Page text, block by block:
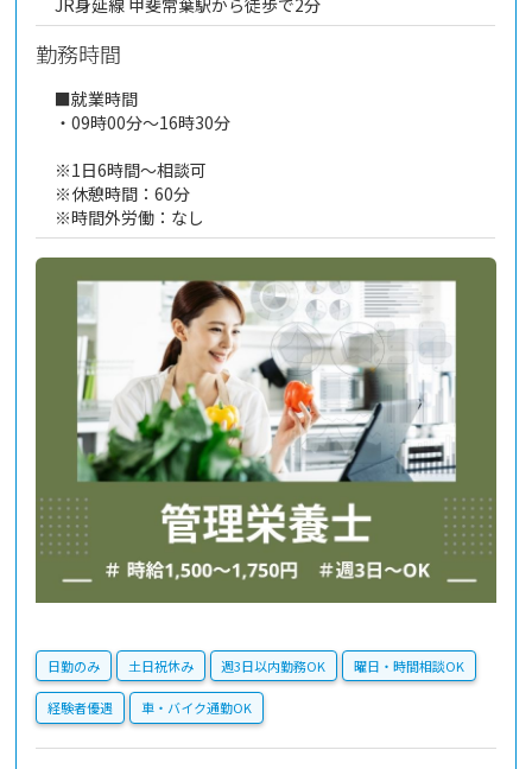
JR身延線 甲斐常葉駅から徒歩で2分
勤務時間
■就業時間
・09時00分～16時30分
※1日6時間～相談可
※休憩時間：60分
※時間外労働：なし
日勤のみ 土日祝休み 週3日以内勤務OK 曜日・時間相談OK
経験者優遇 車・バイク通勤OK